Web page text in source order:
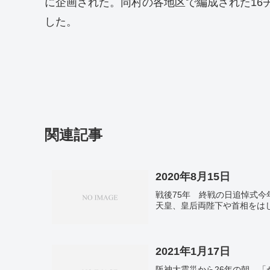
に企画された。同村の各地区で編成された
した。
関連記事
2020年8月15日
戦後75年 終戦の日追悼式今
天皇、皇后両陛下や首相をは
2021年1月17日